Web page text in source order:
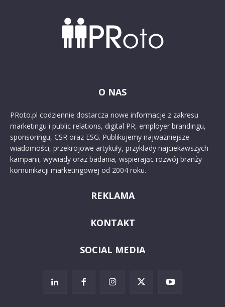
O NAS
PRoto.pl codziennie dostarcza nowe informacje z zakresu
marketingu i public relations, digital PR, employer brandingu,
sponsoringu, CSR oraz ESG. Publikujemy najważniejsze
wiadomości, przekrojowe artykuły, przykłady najciekawszych
kampanii, wywiady oraz badania, wspierając rozwój branży
komunikacji marketingowej od 2004 roku.
REKLAMA
KONTAKT
SOCIAL MEDIA